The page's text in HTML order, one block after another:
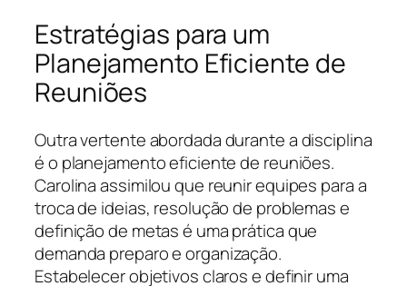
Estratégias para um
Planejamento Eficiente de
Reuniões
Outra vertente abordada durante a disciplina
é o planejamento eficiente de reuniões.
Carolina assimilou que reunir equipes para a
troca de ideias, resolução de problemas e
definição de metas é uma prática que
demanda preparo e organização.
Estabelecer objetivos claros e definir uma